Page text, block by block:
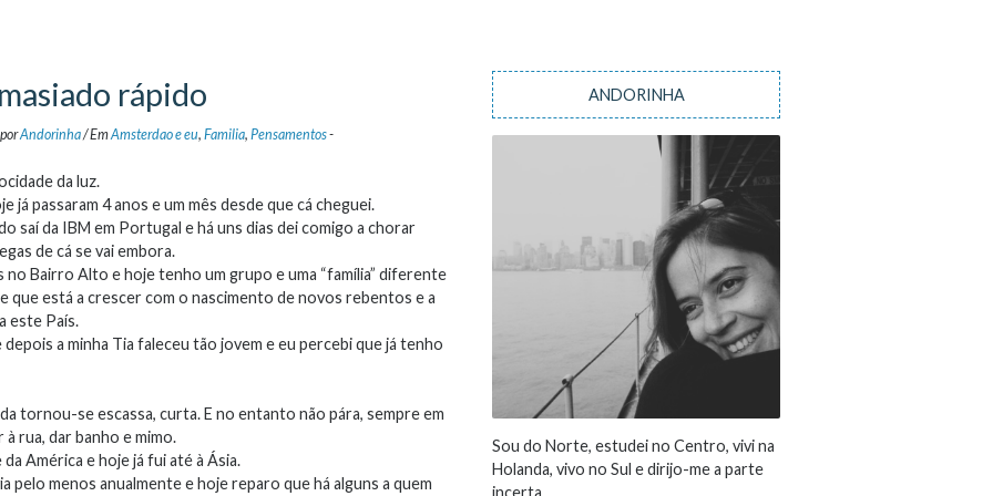
rápido
Andorinha/EmAmsterdao e eu, Familia, Pensamentos-
da luz.
já passaram 4 anos e um mês desde que cá cheguei.
saí da IBM em Portugal e há uns dias dei comigo a chorar
de cá se vai embora.
no Bairro Alto e hoje tenho um grupo e uma “família” diferente
que está a crescer com o nascimento de novos rebentos e a
este País.
a minha Tia faleceu tão jovem e eu percebi que já tenho
tornou-se escassa, curta. E no entanto não pára, sempre em
rua, dar banho e mimo.
América e hoje já fui até à Ásia.
pelo menos anualmente e hoje reparo que há alguns a quem
ANDORINHA
Sou do Norte, estudei no Centro, vivi na
Holanda, vivo no Sul e dirijo-me a parte